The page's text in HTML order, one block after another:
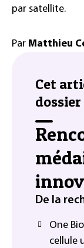
par satellite.
Par Matthieu
Cet
dossier
De la
One
cellule